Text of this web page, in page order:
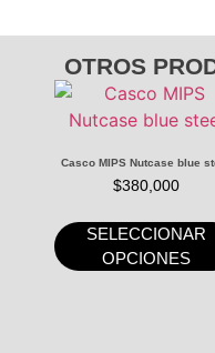
OTROS
Casco MIPS Nutcase blue
$380,000
SELECCIONAR
OPCIONES